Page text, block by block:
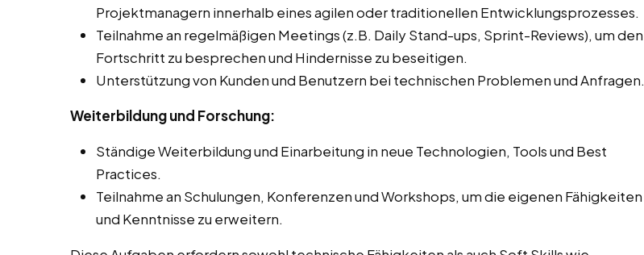
Projektmanagern innerhalb eines agilen oder traditionellen Entwicklungsprozesses.
Teilnahme an regelmäßigen Meetings (z.B. Daily Stand-ups, Sprint-Reviews), um den
Fortschritt zu besprechen und Hindernisse zu beseitigen.
Unterstützung von Kunden und Benutzern bei technischen Problemen und Anfragen.
Weiterbildung und Forschung:
Ständige Weiterbildung und Einarbeitung in neue Technologien, Tools und Best
Practices.
Teilnahme an Schulungen, Konferenzen und Workshops, um die eigenen Fähigkeiten
und Kenntnisse zu erweitern.